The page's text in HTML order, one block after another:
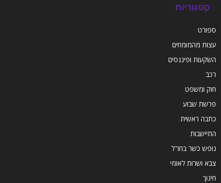
קטגוריות
ספורט
עצות מהמומחים
השקעות ופיננסים
רכב
חוק ומשפט
פרשת שבוע
כתבה ראשית
התיישבות
נופש כשר בחו"ל
צבא ושרות לאומי
חינוך